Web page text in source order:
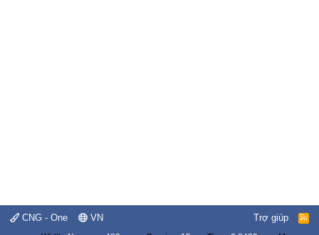
CNG - One VN Trợ giúp
R